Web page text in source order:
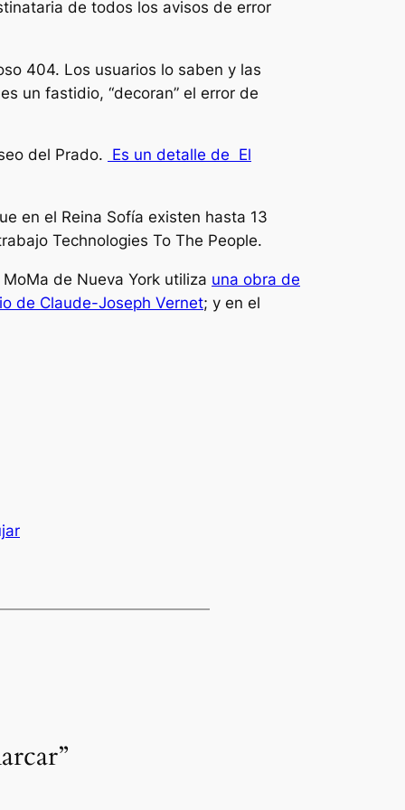
de todos los avisos de error
404. Los usuarios lo saben y las
un fastidio, “decoran” el error de
del Prado. Es un detalle de El
en el Reina Sofía existen hasta 13
Technologies To The People.
de Nueva York utiliza una obra de
de Claude-Joseph Vernet; y en el